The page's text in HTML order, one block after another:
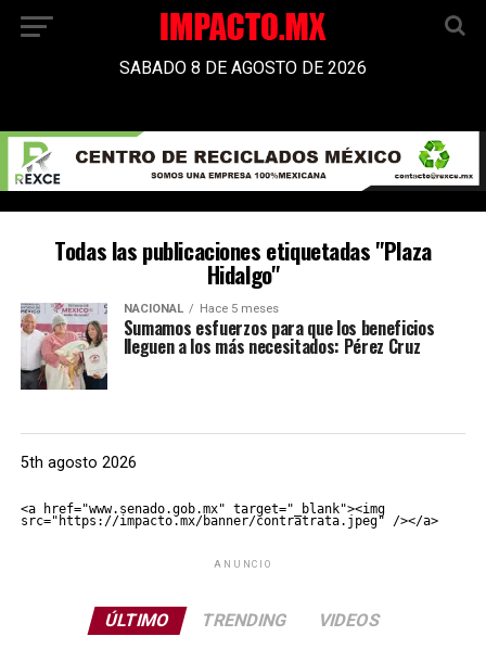
SABADO 8 DE AGOSTO DE 2026
Todas las publicaciones etiquetadas "Plaza
Hidalgo"
NACIONAL Hace 5 meses
Sumamos esfuerzos para que los beneficios
lleguen a los más necesitados: Pérez Cruz
5th agosto 2026
<a href="www.senado.gob.mx" target="_blank"><img
src="https://impacto.mx/banner/contratrata.jpeg" /></a>
ANUNCIO
ÚLTIMO TRENDING VIDEOS